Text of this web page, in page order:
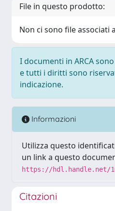
File in questo prodotto:
Non ci sono file associati
I documenti in ARCA
e tutti i diritti sono
indicazione.
Informazioni
Utilizza questo
un link a questo
https://hdl.handle.net/
Citazioni